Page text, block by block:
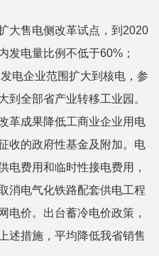
售电侧改革试点，到2020
发电量比例不低于60%；
电企业范围扩大到核电，参
到全部省产业转移工业园。
革成果降低工商业企业用电
收的政府性基金及附加。电
电费用和临时性接电费用，
消电气化铁路配套供电工程
电价。出台蓄冷电价政策，
述措施，平均降低我省销售